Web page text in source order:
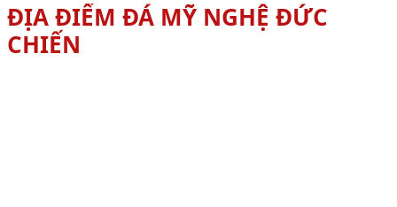
ĐỊA ĐIỂM ĐÁ MỸ NGHỆ ĐỨC
CHIẾN